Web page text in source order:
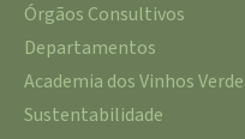
Órgãos Consultivos
Departamentos
Academia dos Vinhos
Sustentabilidade